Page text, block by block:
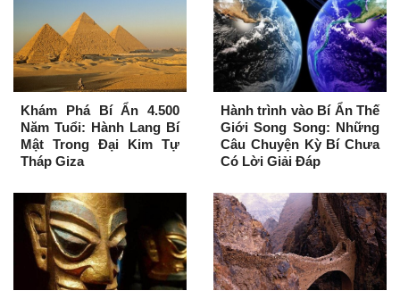
Khám Phá Bí Ẩn 4.500
Năm Tuổi: Hành Lang Bí
Mật Trong Đại Kim Tự
Tháp Giza
Hành trình vào Bí Ẩn Thế
Giới Song Song: Những
Câu Chuyện Kỳ Bí Chưa
Có Lời Giải Đáp